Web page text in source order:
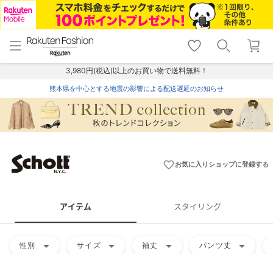
menu home
トップ
shopping_cart lock_outline
ログイン
3,980円(税込)以上のお買い物で送料無料！
熊本県を中心とする地震の影響による配送遅延のお知らせ
favorite_borderお気に入りショップに登録する
アイテム スタイリング
性別 arrow_drop_down サイズ arrow_drop_down 袖丈 arrow_drop_down パンツ丈 arrow_drop_down